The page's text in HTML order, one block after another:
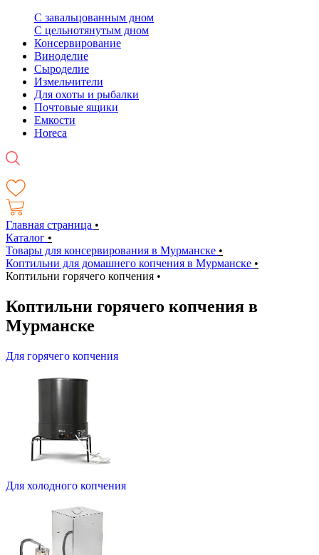
С завальцованным дном
С цельнотянутым дном
Консервирование
Виноделие
Сыроделие
Измельчители
Для охоты и рыбалки
Почтовые ящики
Емкости
Horeca
Главная страница •
Каталог •
Товары для консервирования в Мурманске •
Коптильни для домашнего копчения в Мурманске •
Коптильни горячего копчения •
Коптильни горячего копчения в
Мурманске
Для горячего копчения
Для холодного копчения